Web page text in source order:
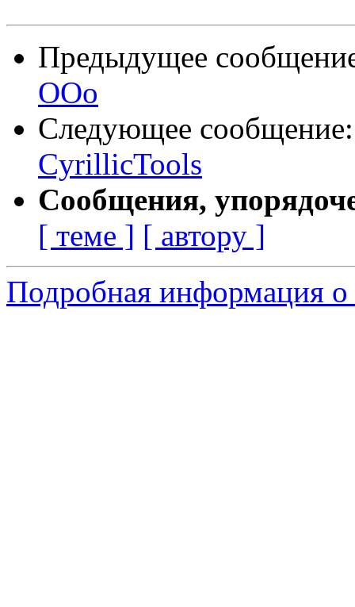
Предыдущее
ООо
Следующее
CyrillicTools
Сообщения,
[ теме ] [ автору ]
Подробная информация о